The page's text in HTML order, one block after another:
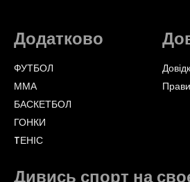
Додатково
ФУТБОЛ
ММА
БАСКЕТБОЛ
ГОНКИ
TЕНІС
Дивись спорт на